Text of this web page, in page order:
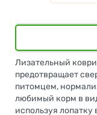
Лизательный
предотвращает
питомцем,
любимый корм в
используя лопатку